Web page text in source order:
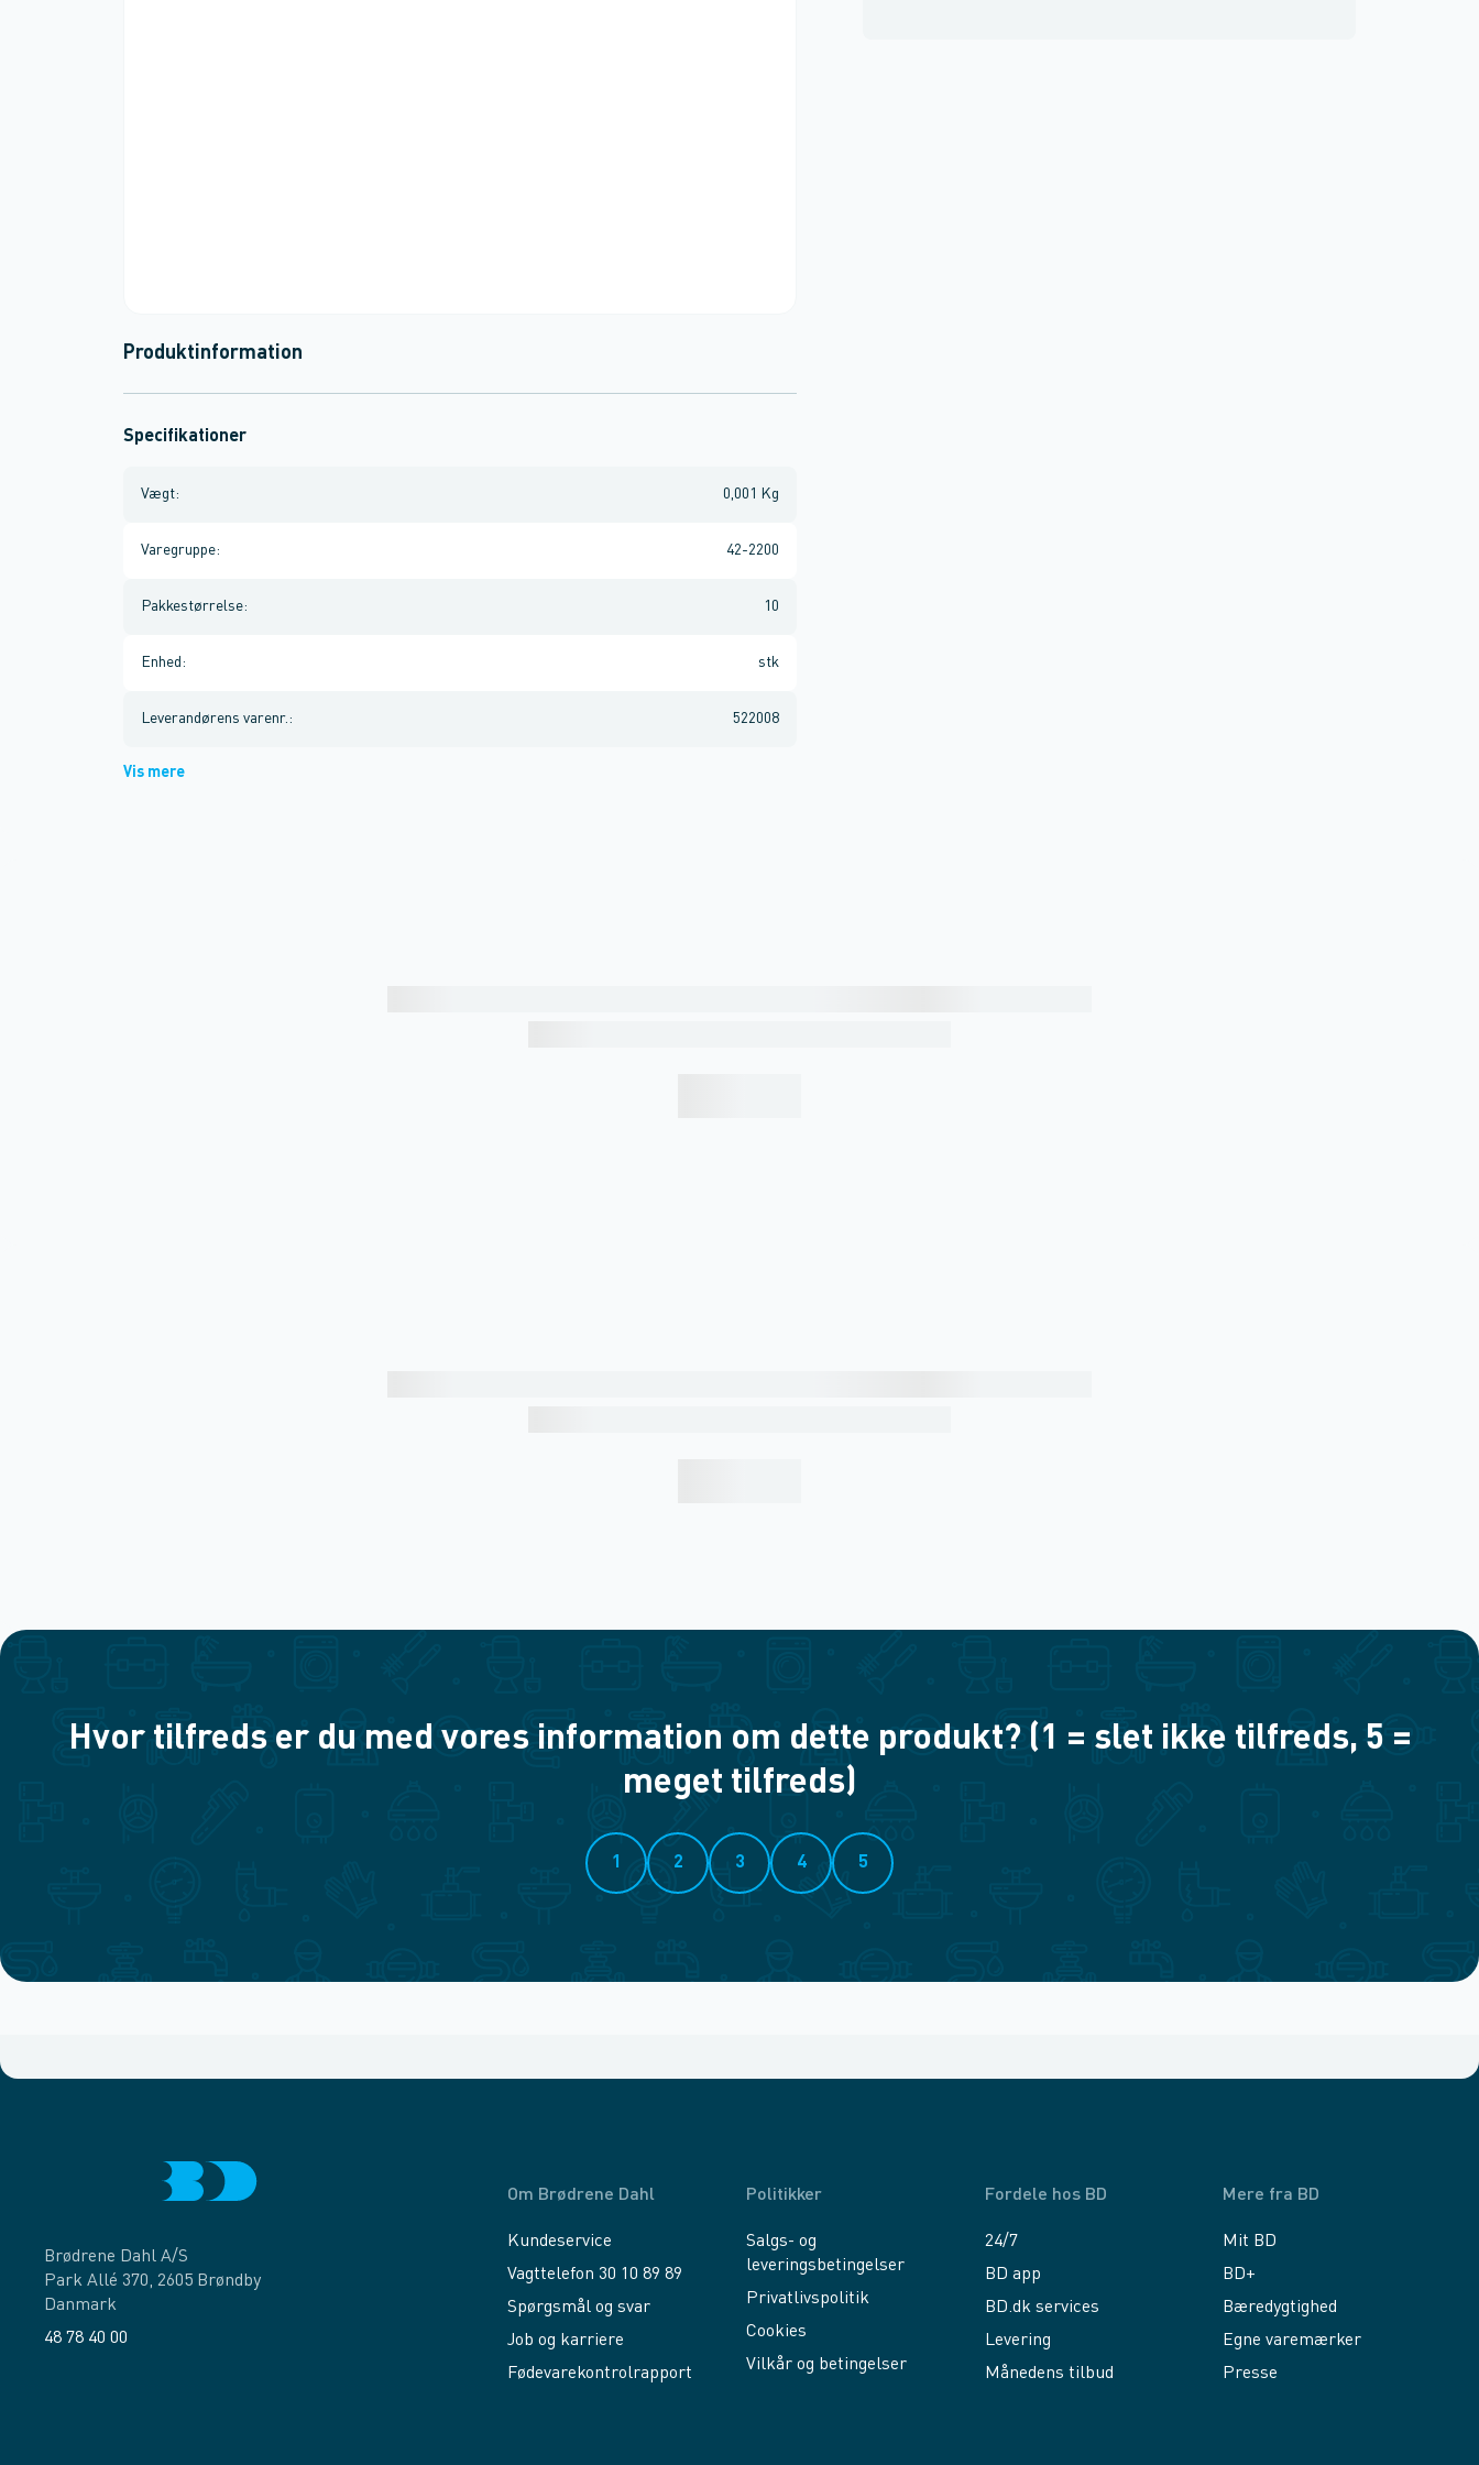
Produktinformation
Specifikationer
Vægt: 0,001 Kg
Varegruppe: 42-2200
Pakkestørrelse: 10
Enhed : stk
Leverandørens varenr. : 522008
Vis mere
Hvor tilfreds er du med vores information om dette produkt? (1 = slet ikke tilfreds, 5 =
meget tilfreds)
1 2 3 4 5
Brødrene Dahl A/S
Park Allé 370, 2605 Brøndby
Danmark
48 78 40 00
Om Brødrene Dahl
Kundeservice
Vagttelefon 30 10 89 89
Spørgsmål og svar
Job og karriere
Fødevarekontrolrapport
Politikker
Salgs- og
leveringsbetingelser
Privatlivspolitik
Cookies
Vilkår og betingelser
Fordele hos BD
24/7
BD app
BD.dk services
Levering
Månedens tilbud
Mere fra BD
Mit BD
BD+
Bæredygtighed
Egne varemærker
Presse